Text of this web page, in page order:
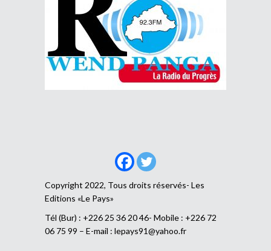
Copyright 2022, Tous droits réservés- Les
Editions «Le Pays»
Tél (Bur) : +226 25 36 20 46- Mobile : +226 72
06 75 99 – E-mail : lepays91@yahoo.fr